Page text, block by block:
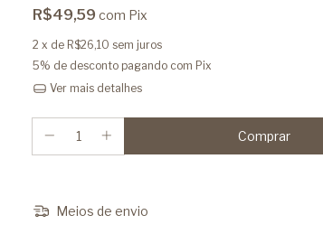
R$49,59 com Pix
2 x de R$26,10 sem juros
5% de desconto pagando com Pix
Ver mais detalhes
Meios de envio